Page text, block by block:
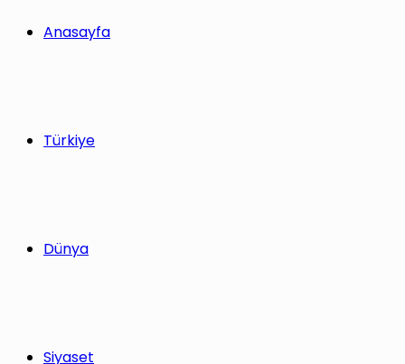
Anasayfa
Türkiye
Dünya
Siyaset